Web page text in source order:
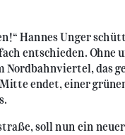
Hannes Unger
entschieden. Ohne
Nordbahnviertel, das
endet, einer
soll nun ein